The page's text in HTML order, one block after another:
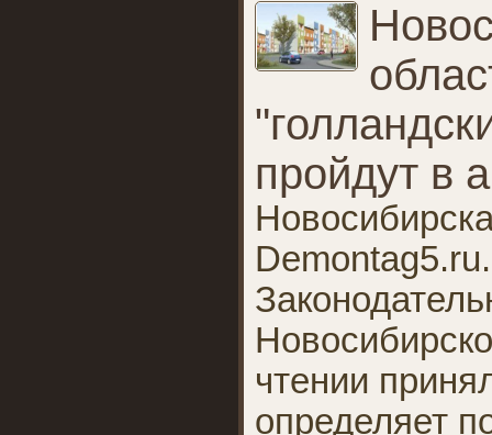
пройдут в
чтении
определяет